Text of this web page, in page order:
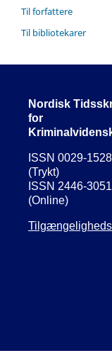
Til forfattere
Til bibliotekarer
Nordisk
for
ISSN 0029-1528
(Trykt)
ISSN 2446-3051
(Online)